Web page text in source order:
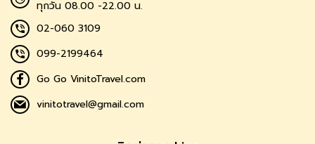
ทุกวัน 08.00 -22.00 น.
02-060 3109
099-2199464
Go Go VinitoTravel.com
vinitotravel@gmail.com